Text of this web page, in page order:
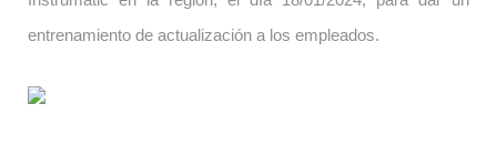
entrenamiento de actualización a los empleados.